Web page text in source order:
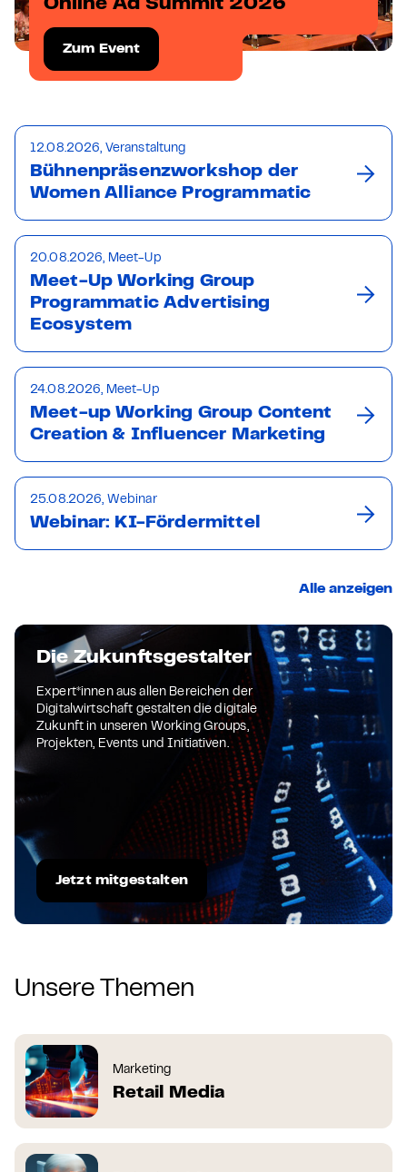
Online Ad Summit 2026
Zum Event
12.08.2026, Veranstaltung
Bühnenpräsenzworkshop der
Women Alliance Programmatic
20.08.2026, Meet-Up
Meet-Up Working Group
Programmatic Advertising
Ecosystem
24.08.2026, Meet-Up
Meet-up Working Group Content
Creation & Influencer Marketing
25.08.2026, Webinar
Webinar: KI-Fördermittel
Alle anzeigen
Die Zukunftsgestalter
Expert*innen aus allen Bereichen der
Digitalwirtschaft gestalten die digitale
Zukunft in unseren Working Groups,
Projekten, Events und Initiativen.
Jetzt mitgestalten
Unsere Themen
Marketing
Retail Media